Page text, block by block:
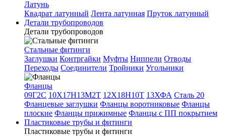
Латунь
Квадрат латунный Лента латунная Пруток латунный
Детали трубопроводов
Детали трубопроводов
Стальные фитинги
Заглушки Контргайки Муфты Ниппели Отводы
Переходы Соединители Тройники Угольники
Фланцы
09Г2С 10Х17Н13М2Т 12Х18Н10Т 13ХФА Сталь 20
Фланцевые заглушки Фланцы воротниковые Фланцы
плоские Фланцы прижимные Фланцы с ПП покрытием
Пластиковые трубы и фитинги
Пластиковые трубы и фитинги